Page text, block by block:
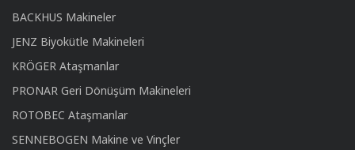
BACKHUS Makineler
JENZ Biyokütle Makineleri
KRÖGER Ataşmanlar
PRONAR Geri Dönüşüm Makineleri
ROTOBEC Ataşmanlar
SENNEBOGEN Makine ve Vinçler